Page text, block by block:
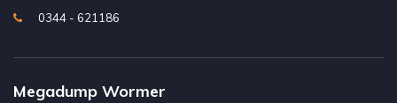
0344 - 621186
Megadump Wormer